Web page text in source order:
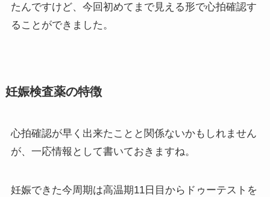
たんですけど、今回初めてまで見える形で心拍確認す
ることができました。
妊娠検査薬の特徴
心拍確認が早く出来たことと関係ないかもしれません
が、一応情報として書いておきますね。
妊娠できた今周期は高温期11日目からドゥーテストを